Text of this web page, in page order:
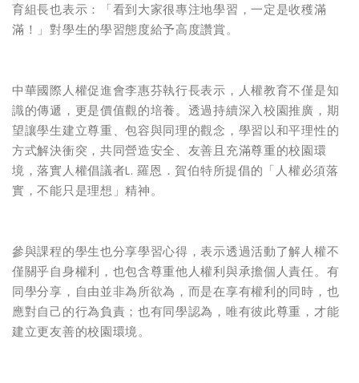
育組長也表示：「看到大家很專注地學習，一定是收穫滿
滿！」對學生的學習態度給予高度讚賞。
中華國際人權促進會李惠芬執行長表示，人權教育不僅是知
識的傳遞，更是價值觀的培養。透過持續深入校園推廣，期
望讓學生建立尊重、包容與同理的觀念，學習以和平理性的
方式解決衝突，共同營造安全、友善且充滿尊重的校園環
境，落實人權倡議者L. 羅恩．賀伯特所提倡的「人權必須落
實，不能只是理想」精神。
參與課程的學生也分享學習心得，表示透過活動了解人權不
僅關乎自身權利，也包含尊重他人權利與承擔個人責任。有
同學分享，自由並非為所欲為，而是在享有權利的同時，也
應對自己的行為負責；也有同學認為，唯有彼此尊重，才能
建立更友善的校園環境。